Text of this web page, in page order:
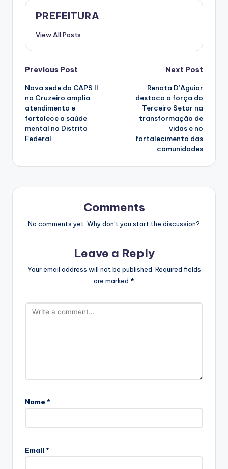
PREFEITURA
View All Posts
Post
navigation
Previous Post
Nova sede do CAPS II
no Cruzeiro amplia
atendimento e
fortalece a saúde
mental no Distrito
Federal
Next Post
Renata D’Aguiar
destaca a força do
Terceiro Setor na
transformação de
vidas e no
fortalecimento das
comunidades
Comments
No comments yet. Why don’t you start the discussion?
Leave a Reply
Your email address will not be published. Required fields
are marked *
Name *
Email *